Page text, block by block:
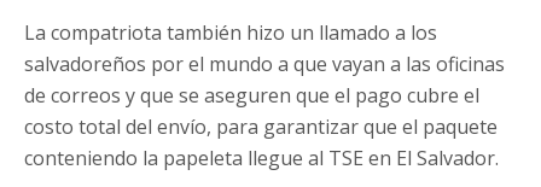
La compatriota también hizo un llamado a los
salvadoreños por el mundo a que vayan a las oficinas
de correos y que se aseguren que el pago cubre el
costo total del envío, para garantizar que el paquete
conteniendo la papeleta llegue al TSE en El Salvador.